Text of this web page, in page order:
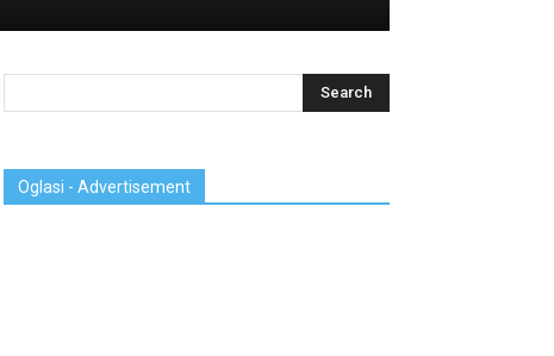
Oglasi - Advertisement